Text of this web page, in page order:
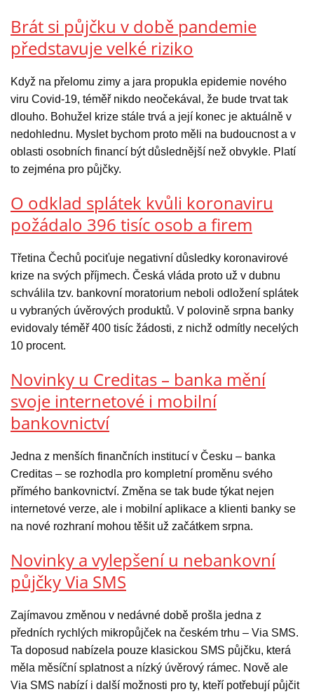
Brát si půjčku v době pandemie
představuje velké riziko
Když na přelomu zimy a jara propukla epidemie nového
viru Covid-19, téměř nikdo neočekával, že bude trvat tak
dlouho. Bohužel krize stále trvá a její konec je aktuálně v
nedohlednu. Myslet bychom proto měli na budoucnost a v
oblasti osobních financí být důslednější než obvykle. Platí
to zejména pro půjčky.
O odklad splátek kvůli koronaviru
požádalo 396 tisíc osob a firem
Třetina Čechů pociťuje negativní důsledky koronavirové
krize na svých příjmech. Česká vláda proto už v dubnu
schválila tzv. bankovní moratorium neboli odložení splátek
u vybraných úvěrových produktů. V polovině srpna banky
evidovaly téměř 400 tisíc žádosti, z nichž odmítly necelých
10 procent.
Novinky u Creditas – banka mění
svoje internetové i mobilní
bankovnictví
Jedna z menších finančních institucí v Česku – banka
Creditas – se rozhodla pro kompletní proměnu svého
přímého bankovnictví. Změna se tak bude týkat nejen
internetové verze, ale i mobilní aplikace a klienti banky se
na nové rozhraní mohou těšit už začátkem srpna.
Novinky a vylepšení u nebankovní
půjčky Via SMS
Zajímavou změnou v nedávné době prošla jedna z
předních rychlých mikropůjček na českém trhu – Via SMS.
Ta doposud nabízela pouze klasickou SMS půjčku, která
měla měsíční splatnost a nízký úvěrový rámec. Nově ale
Via SMS nabízí i další možnosti pro ty, kteří potřebují půjčit